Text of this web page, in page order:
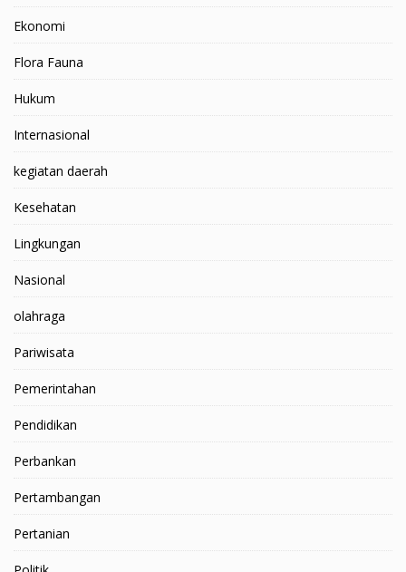
Ekonomi
Flora Fauna
Hukum
Internasional
kegiatan daerah
Kesehatan
Lingkungan
Nasional
olahraga
Pariwisata
Pemerintahan
Pendidikan
Perbankan
Pertambangan
Pertanian